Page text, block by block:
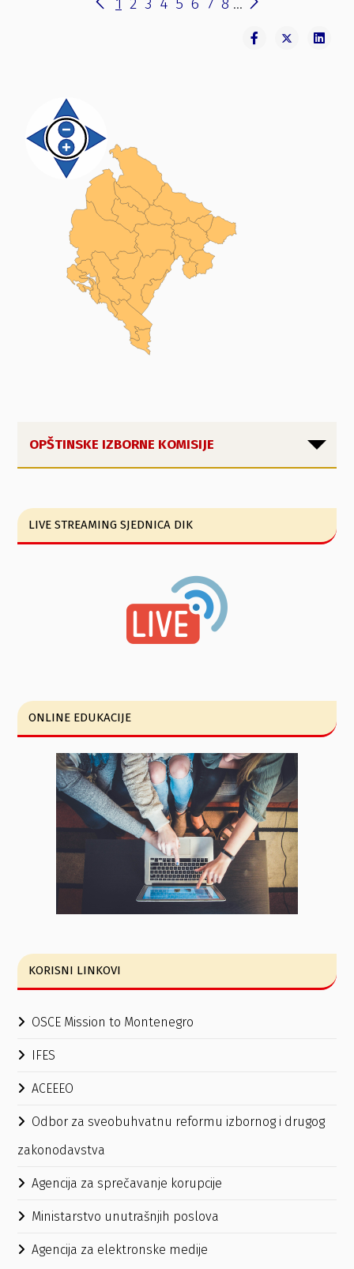
OPŠTINSKE IZBORNE KOMISIJE
LIVE STREAMING SJEDNICA DIK
ONLINE EDUKACIJE
KORISNI LINKOVI
OSCE Mission to Montenegro
IFES
ACEEEO
Odbor za sveobuhvatnu reformu izbornog i drugog
zakonodavstva
Agencija za sprečavanje korupcije
Ministarstvo unutrašnjih poslova
Agencija za elektronske medije